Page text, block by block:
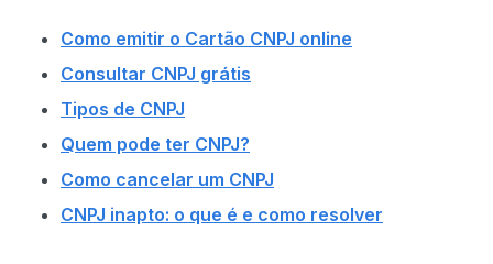
Como emitir o Cartão CNPJ online
Consultar CNPJ grátis
Tipos de CNPJ
Quem pode ter CNPJ?
Como cancelar um CNPJ
CNPJ inapto: o que é e como resolver